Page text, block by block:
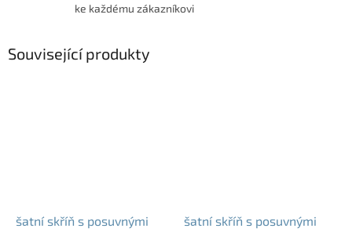
ke každému zákazníkovi
Související produkty
šatní skříň s posuvnými
šatní skříň s posuvnými